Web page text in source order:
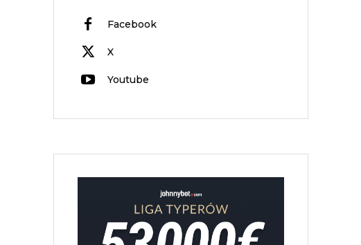
Facebook
X
Youtube